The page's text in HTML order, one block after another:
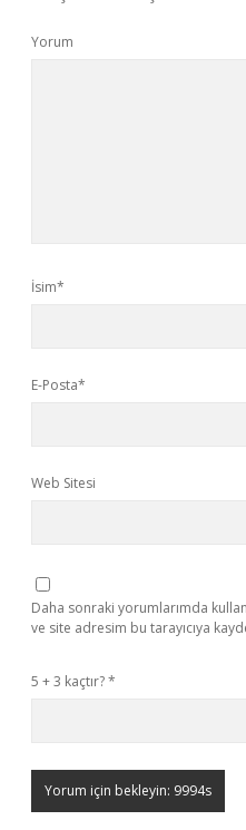
Yorum
İsim*
E-Posta*
Web Sitesi
Daha sonraki yorumlarımda
ve site adresim bu tarayıcıya
5 + 3 kaçtır?*